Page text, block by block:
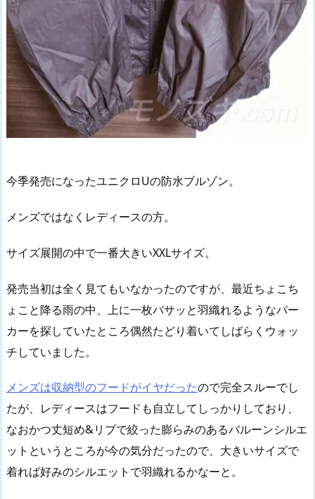
今季発売になったユニクロUの防水ブルゾン。
メンズではなくレディースの方。
サイズ展開の中で一番大きいXXLサイズ。
発売当初は全く見てもいなかったのですが、最近ちょこち
ょこと降る雨の中、上に一枚バサッと羽織れるようなパー
カーを探していたところ偶然たどり着いてしばらくウォッ
チしていました。
メンズは収納型のフードがイヤだったので完全スルーでし
たが、レディースはフードも自立してしっかりしており、
なおかつ丈短め&リブで絞った膨らみのあるバルーンシルエ
ットというところが今の気分だったので、大きいサイズで
着れば好みのシルエットで羽織れるかなーと。